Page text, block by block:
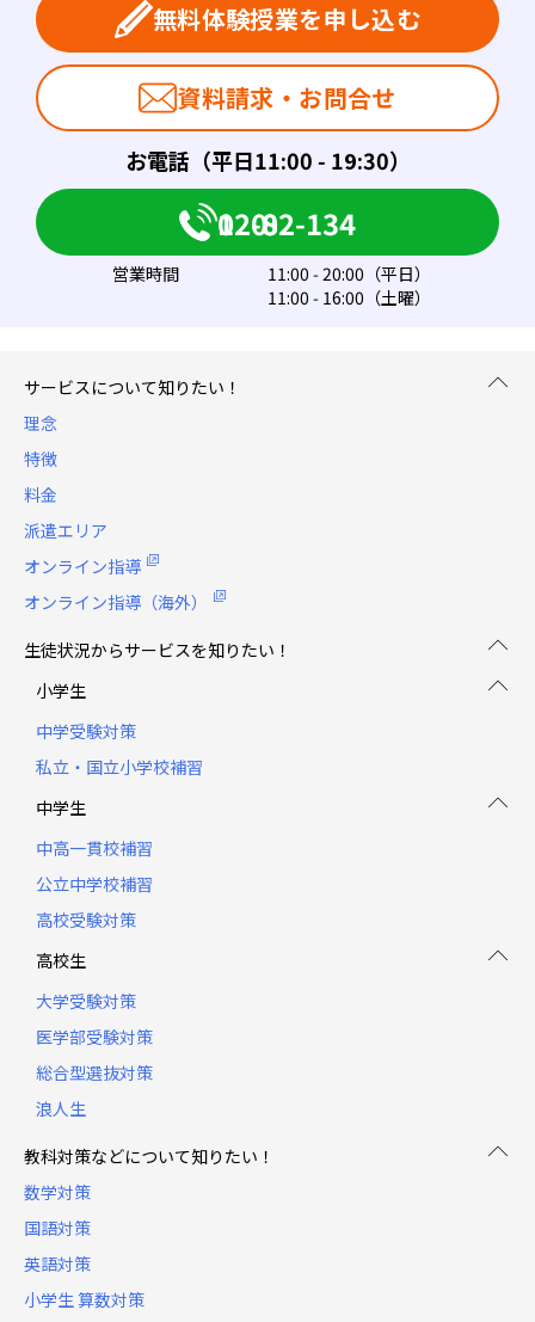
お電話（平日11:00 - 19:30）
0120-082-134
無料体験授業を申し込む
営業時間
11:00 - 20:00（平日）
11:00 - 16:00（土曜）
資料請求・お問合せ
サービスについて知りたい！
理念
特徴
料金
派遣エリア
オンライン指導
オンライン指導（海外）
生徒状況からサービスを知りたい！
小学生
中学受験対策
私立・国立小学校補習
中学生
中高一貫校補習
公立中学校補習
高校受験対策
高校生
大学受験対策
医学部受験対策
総合型選抜対策
浪人生
教科対策などについて知りたい！
数学対策
国語対策
英語対策
小学生 算数対策